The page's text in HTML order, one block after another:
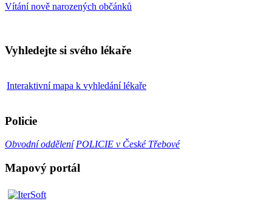
Vítání nově narozených občánků
Vyhledejte si svého lékaře
Interaktivní mapa k vyhledání lékaře
Policie
Obvodní oddělení POLICIE v České Třebové
Mapový portál